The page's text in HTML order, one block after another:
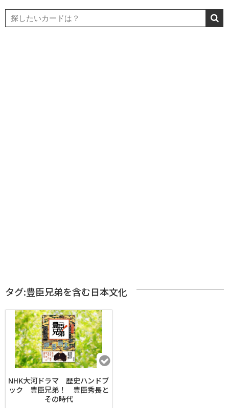
タグ:豊臣兄弟を含む日本文化
NHK大河ドラマ 歴史ハンドブ
ック 豊臣兄弟！ 豊臣秀長と
その時代